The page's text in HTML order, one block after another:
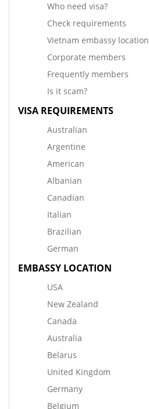
Who need visa?
Check requirements
Vietnam embassy location
Corporate members
Frequently members
Is it scam?
VISA REQUIREMENTS
Australian
Argentine
American
Albanian
Canadian
Italian
Brazilian
German
EMBASSY LOCATION
USA
New Zealand
Canada
Australia
Belarus
United Kingdom
Germany
Belgium